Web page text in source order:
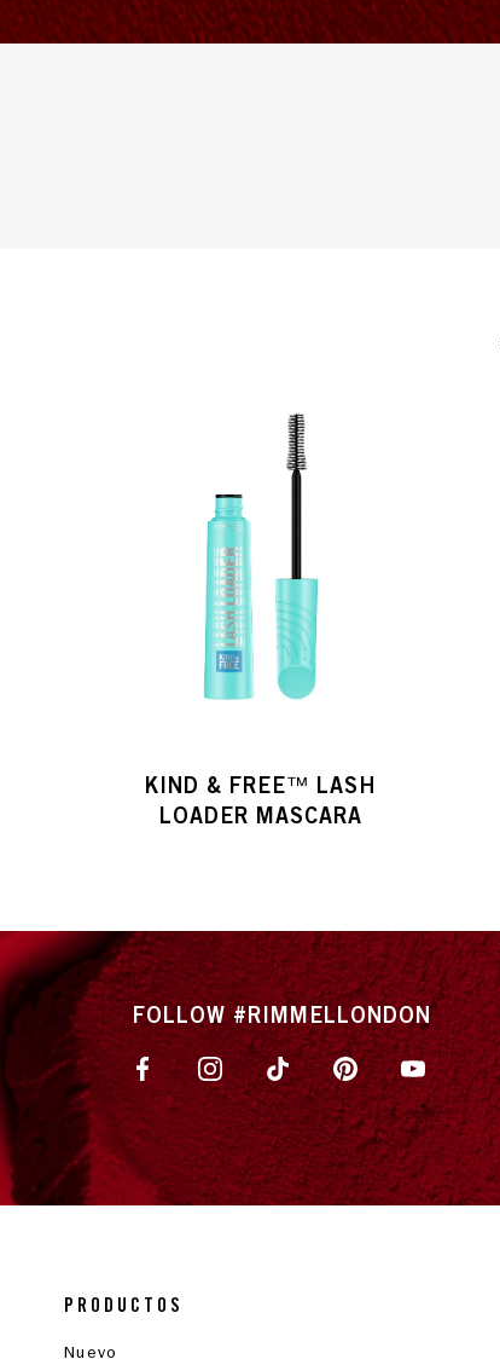
KIND & FREE™ LASH
LOADER MASCARA
FOLLOW #RIMMELLONDON
PRODUCTOS
Nuevo